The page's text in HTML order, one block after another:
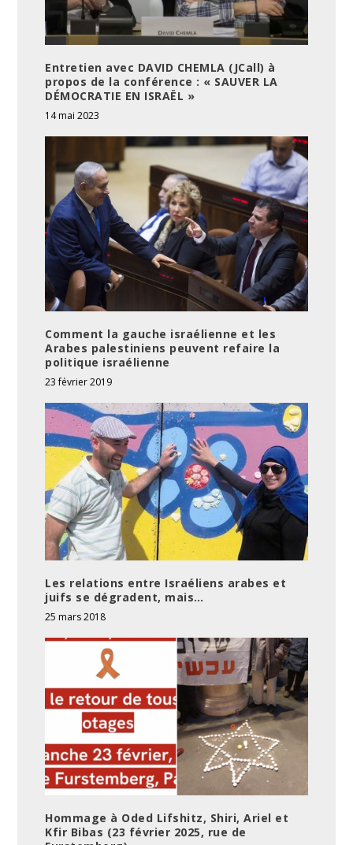
Entretien avec DAVID CHEMLA (JCall) à
propos de la conférence : « SAUVER LA
DÉMOCRATIE EN ISRAËL »
14 mai 2023
Comment la gauche israélienne et les
Arabes palestiniens peuvent refaire la
politique israélienne
23 février 2019
Les relations entre Israéliens arabes et
juifs se dégradent, mais…
25 mars 2018
Hommage à Oded Lifshitz, Shiri, Ariel et
Kfir Bibas (23 février 2025, rue de